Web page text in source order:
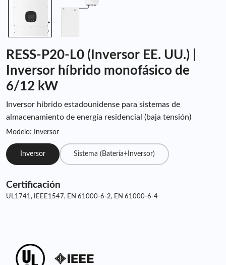
RESS-P20-L0 (Inversor EE. UU.) |
Inversor híbrido monofásico de
6/12 kW
Inversor híbrido estadounidense para sistemas de
almacenamiento de energía residencial (baja tensión)
Modelo: Inversor
Inversor Sistema (Batería+Inversor)
Certificación
UL1741, IEEE1547, EN 61000-6-2, EN 61000-6-4